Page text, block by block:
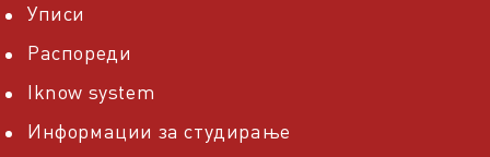
Уписи
Распореди
Iknow system
Информации за студирање